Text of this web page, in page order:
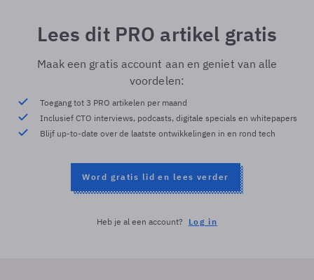
Lees dit PRO artikel gratis
Maak een gratis account aan en geniet van alle
voordelen:
Toegang tot 3 PRO artikelen per maand
Inclusief CTO interviews, podcasts, digitale specials en whitepapers
Blijf up-to-date over de laatste ontwikkelingen in en rond tech
Word gratis lid en lees verder
Heb je al een account? Log in